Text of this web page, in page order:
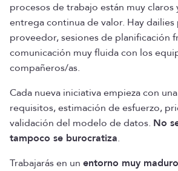
procesos de trabajo están muy claros
entrega continua de valor. Hay
proveedor, sesiones de planificación
comunicación muy fluida con los
compañeros/as.
Cada nueva iniciativa empieza con
requisitos, estimación de esfuerzo,
validación del modelo de datos. No
tampoco se burocratiza.
Trabajarás en un entorno muy maduro